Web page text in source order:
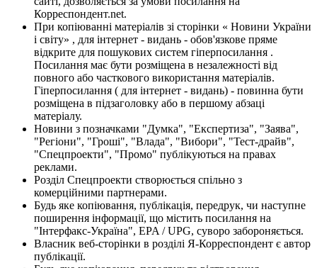
Корреспондент.net.
При копіюванні матеріалів зі сторінки « Новини України
і світу» , для інтернет - видань - обов'язкове пряме
відкрите для пошукових систем гіперпосилання .
Посилання має бути розміщена в незалежності від
повного або часткового використання матеріалів.
Гіперпосилання ( для інтернет - видань) - повинна бути
розміщена в підзаголовку або в першому абзаці
матеріалу.
Новини з позначками "Думка", "Експертиза", "Заява",
"Регіони", "Гроші", "Влада", "Вибори", "Тест-драйв",
"Спецпроекти", "Промо" публікуються на правах
реклами.
Розділ Спецпроекти створюється спільно з
комерційними партнерами.
Будь яке копіювання, публікація, передрук, чи наступне
поширення інформації, що містить посилання на
"Інтерфакс-Україна", EPA / UPG, суворо забороняється.
Власник веб-сторінки в розділі Я-Корреспондент є автор
публікації.